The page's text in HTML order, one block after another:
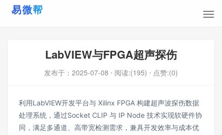
LabVIEW与FPGA超声探伤
发布于： 2025-07-08 ⋅ 阅读:(195) ⋅ 点赞:(0)
利用LabVIEW开发平台与 Xilinx FPGA 构建超声波探伤数据
处理系统，通过Socket CLIP 与 IP Node 技术实现软硬件协
同，满足多通道、高带宽检测需求，兼具开发效率与成本优